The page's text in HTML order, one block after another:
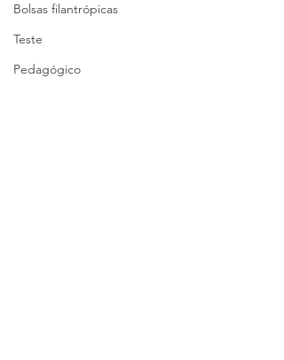
Bolsas filantrópicas
Teste
Pedagógico